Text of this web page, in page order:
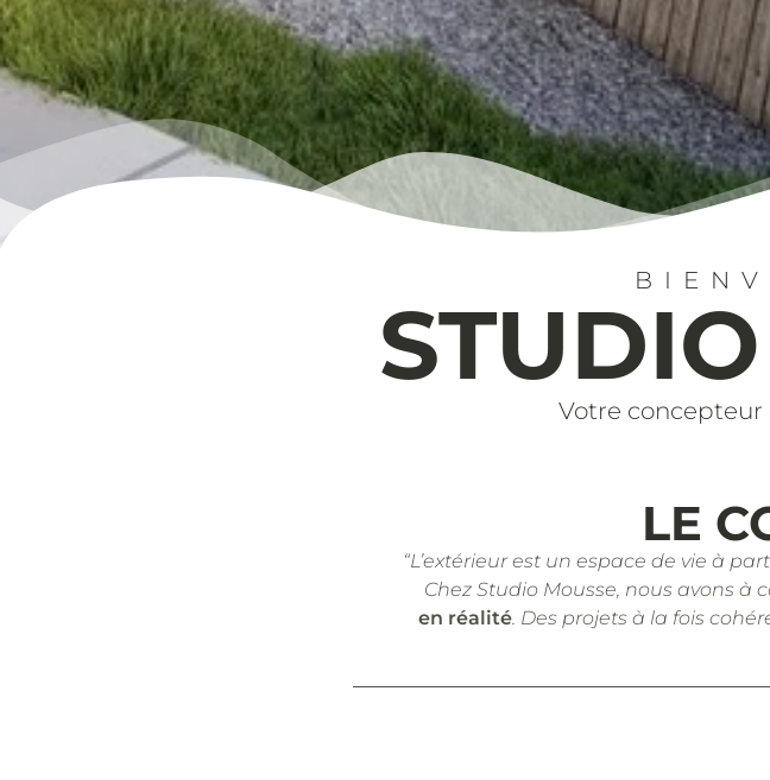
Votre concepteur
LE
“L’extérieur est un espace de vie à
Chez Studio Mousse, nous avons
en réalité. Des projets à la fois